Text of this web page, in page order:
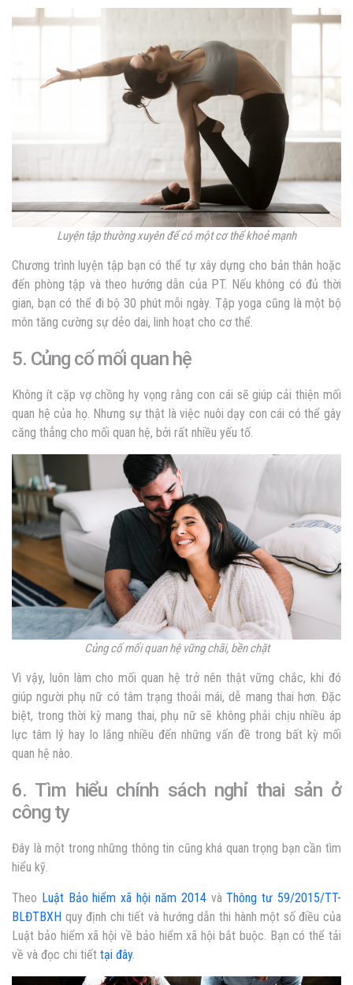
Luyện tập thường xuyên để có một cơ thể khoẻ mạnh
Chương trình luyện tập bạn có thể tự xây dựng cho bản thân hoặc
đến phòng tập và theo hướng dẫn của PT. Nếu không có đủ thời
gian, bạn có thể đi bộ 30 phút mỗi ngày. Tập yoga cũng là một bộ
môn tăng cường sự dẻo dai, linh hoạt cho cơ thể.
5. Củng cố mối quan hệ
Không ít cặp vợ chồng hy vọng rằng con cái sẽ giúp cải thiện mối
quan hệ của họ. Nhưng sự thật là việc nuôi dạy con cái có thể gây
căng thẳng cho mối quan hệ, bởi rất nhiều yếu tố.
Củng cố mối quan hệ vững chãi, bền chặt
Vì vậy, luôn làm cho mối quan hệ trở nên thật vững chắc, khi đó
giúp người phụ nữ có tâm trạng thoải mái, dễ mang thai hơn. Đặc
biệt, trong thời kỳ mang thai, phụ nữ sẽ không phải chịu nhiều áp
lực tâm lý hay lo lắng nhiều đến những vấn đề trong bất kỳ mối
quan hệ nào.
6. Tìm hiểu chính sách nghỉ thai sản ở
công ty
Đây là một trong những thông tin cũng khá quan trọng bạn cần tìm
hiểu kỹ.
Theo Luật Bảo hiểm xã hội năm 2014vàThông tư 59/2015/TT-
BLĐTBXH quy định chi tiết và hướng dẫn thi hành một số điều của
Luật bảo hiểm xã hội về bảo hiểm xã hội bắt buộc. Bạn có thể tải
về và đọc chi tiết tại đây.